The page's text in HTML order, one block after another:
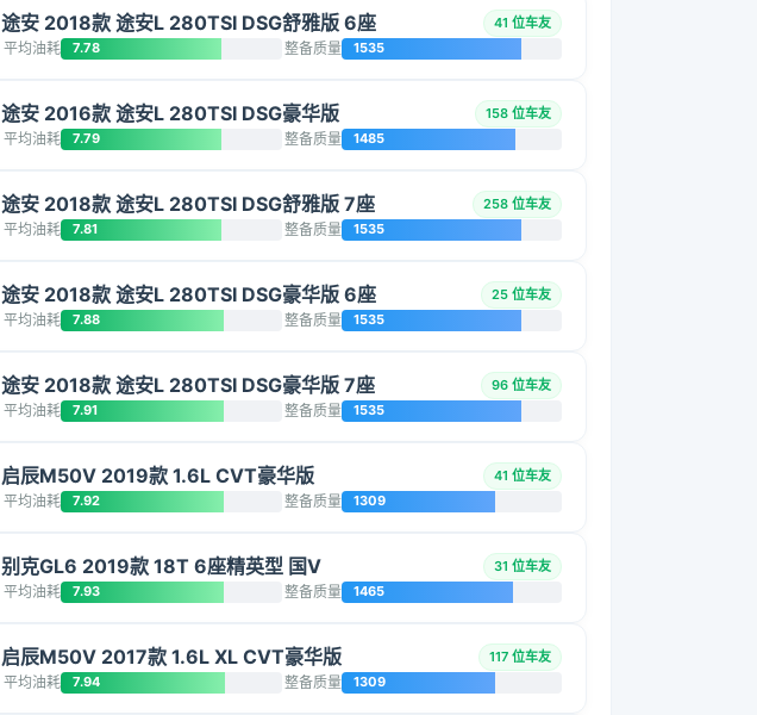
途安 2018款 途安L 280TSI DSG舒雅版 6座 41 位车友
平均油耗 7.78 整备质量 1535
途安 2016款 途安L 280TSI DSG豪华版 158 位车友
平均油耗 7.79 整备质量 1485
途安 2018款 途安L 280TSI DSG舒雅版 7座 258 位车友
平均油耗 7.81 整备质量 1535
途安 2018款 途安L 280TSI DSG豪华版 6座 25 位车友
平均油耗 7.88 整备质量 1535
途安 2018款 途安L 280TSI DSG豪华版 7座 96 位车友
平均油耗 7.91 整备质量 1535
启辰M50V 2019款 1.6L CVT豪华版 41 位车友
平均油耗 7.92 整备质量 1309
别克GL6 2019款 18T 6座精英型 国V 31 位车友
平均油耗 7.93 整备质量 1465
启辰M50V 2017款 1.6L XL CVT豪华版 117 位车友
平均油耗 7.94 整备质量 1309